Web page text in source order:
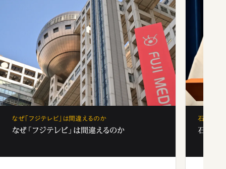
なぜ「フジテレビ」は間違えるのか
なぜ「フジテレビ」は間違えるのか
石破茂、
石破茂